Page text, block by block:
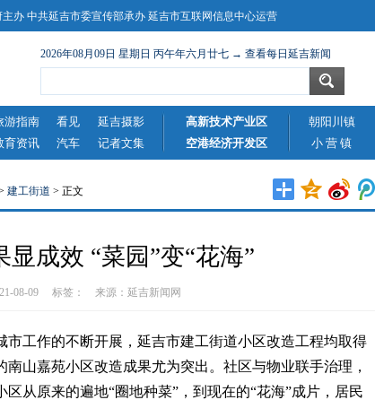
办 中共延吉市委宣传部承办 延吉市互联网信息中心运营
2026年08月09日 星期日 丙午年六月廿七 → 查看每日延吉新闻
游指南 看见 延吉摄影 高新技术产业区 朝阳川镇
育资讯 汽车 记者文集 空港经济开发区 小 营 镇
建工街道 > 正文
显成效 “菜园”变“花海”
08-09 标签： 来源： 延吉新闻网
工作的不断开展，延吉市建工街道小区改造工程均取得
山嘉苑小区改造成果尤为突出。社区与物业联手治理，
从原来的遍地“圈地种菜”，到现在的“花海”成片，居民